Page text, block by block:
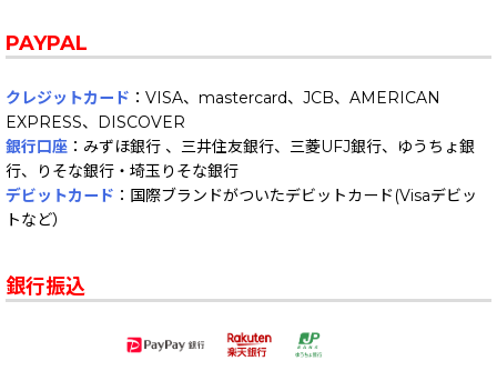
PAYPAL
クレジットカード ：VISA、mastercard、JCB、AMERICAN
EXPRESS、DISCOVER
銀行口座 ：みずほ銀行 、三井住友銀行、三菱UFJ銀行、ゆうちょ銀
行、りそな銀行・埼玉りそな銀行
デビットカード ：国際ブランドがついたデビットカード(Visaデビッ
トなど）
銀行振込